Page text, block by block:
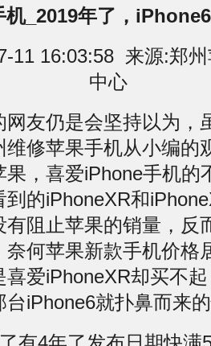
机_2019年了，
11 16:03:58 来源:郑
中心
仍是会坚持以为，
维修苹果手机从小编的
，喜爱iPhone手机的
的iPhoneXR和
阻止苹果的销量，反
何苹果新款手机价格
爱iPhoneXR却买不
iPhone6就扑鼻而来